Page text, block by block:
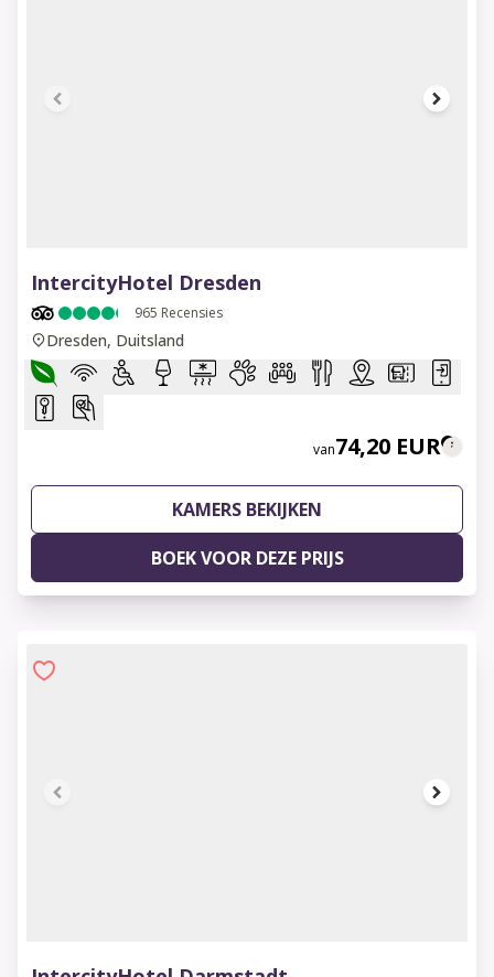
IntercityHotel Dresden
965 Recensies
Dresden, Duitsland
van74,20 EUR
KAMERS BEKIJKEN
BOEK VOOR DEZE PRIJS